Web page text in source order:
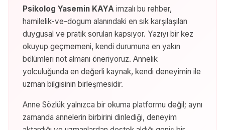
Psikolog Yasemin KAYA imzalı bu rehber,
hamilelik-ve-dogum alanındaki en sık karşılaşılan
duygusal ve pratik soruları kapsıyor. Yazıyı bir kez
okuyup geçmemeni, kendi durumuna en yakın
bölümleri not almanı öneriyoruz. Annelik
yolculuğunda en değerli kaynak, kendi deneyimin ile
uzman bilgisinin birleşmesidir.
Anne Sözlük yalnızca bir okuma platformu değil; aynı
zamanda annelerin birbirini dinlediği, deneyim